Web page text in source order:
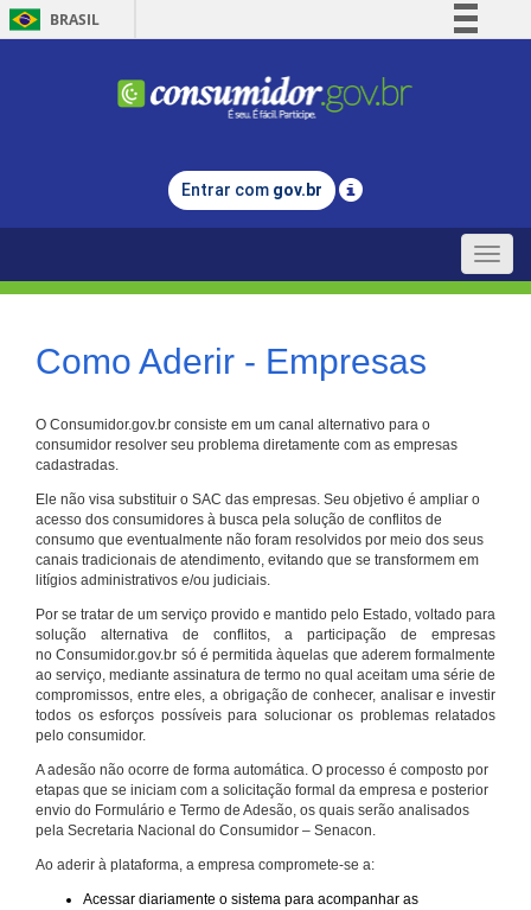
BRASIL
Comunica BR
Legislação
Entrar com gov.br
Toggle
Como Aderir - Empresas
O Consumidor.gov.br consiste em um canal alternativo para o
consumidor resolver seu problema diretamente com as empresas
cadastradas.
Ele não visa substituir o SAC das empresas. Seu objetivo é ampliar o
acesso dos consumidores à busca pela solução de conflitos de
consumo que eventualmente não foram resolvidos por meio dos seus
canais tradicionais de atendimento, evitando que se transformem em
litígios administrativos e/ou judiciais.
Por se tratar de um serviço provido e mantido pelo Estado, voltado para
solução alternativa de conflitos, a participação de empresas
no Consumidor.gov.br só é permitida àquelas que aderem formalmente
ao serviço, mediante assinatura de termo no qual aceitam uma série de
compromissos, entre eles, a obrigação de conhecer, analisar e investir
todos os esforços possíveis para solucionar os problemas relatados
pelo consumidor.
A adesão não ocorre de forma automática. O processo é composto por
etapas que se iniciam com a solicitação formal da empresa e posterior
envio do Formulário e Termo de Adesão, os quais serão analisados
pela Secretaria Nacional do Consumidor – Senacon.
Ao aderir à plataforma, a empresa compromete-se a:
Acessar diariamente o sistema para acompanhar as